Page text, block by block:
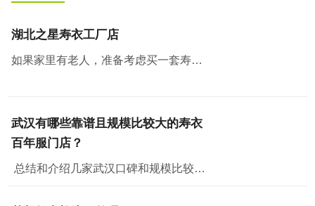
湖北之星寿衣工厂店
如果家里有老人，准备考虑买一套寿衣纳福添寿，那么武汉有个地方绝对值得去看看。湖北之星工厂云仓，也是白小邻和白店邻里的工厂店所在地。
武汉有哪些靠谱且规模比较大的寿衣
百年服门店？
总结和介绍几家武汉口碑和规模比较好的门店，从门店规模、面积、产品丰富程度、价格、政策和售后各方面评测，供大家参考。一、湖北之星工厂云仓湖北之星工厂云仓位...